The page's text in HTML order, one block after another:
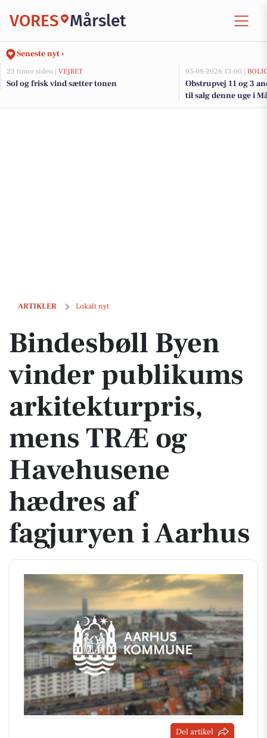
VORES Mårslet
Seneste nyt ›
23 timer siden | VEJRET
Sol og frisk vind sætter tonen
05-08-2026 13:00 |
Obstrupvej 11 og 3
til salg denne uge i
her.
ARTIKLER Lokalt nyt
Bindesbøll Byen vinder publikums arkitekturpris, mens TRÆ og
Bindesbøll Byen
vinder publikums
arkitekturpris,
mens TRÆ og
Havehusene
hædres af
fagjuryen i Aarhus
Del artikel